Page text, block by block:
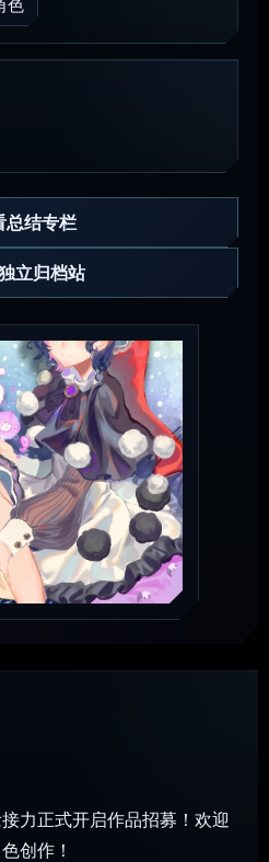
色
总结专栏
立归档站
力正式开启作品招募！欢迎
创作！